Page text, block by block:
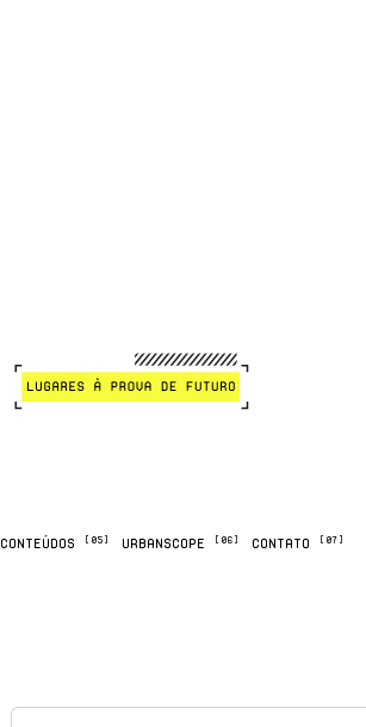
CONTEÚDOS [05] URBANSCOPE [06] CONTATO [07]